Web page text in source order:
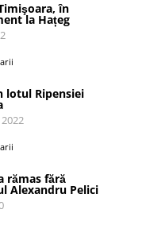
în
la Hațeg
lotul Ripensiei
rămas fără
Alexandru Pelici